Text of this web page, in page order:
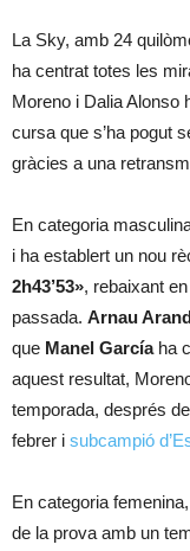
La Sky, amb 24
ha centrat totes les
Moreno i Dalia Alonso
cursa que s’ha pogut
gràcies a una
En categoria
i ha establert un nou
2h43’53», rebaixant
passada. Arnau
que Manel Garcíaha
aquest resultat,
temporada, després
febrer i subcampió
En categoria femenina,
de la prova amb un